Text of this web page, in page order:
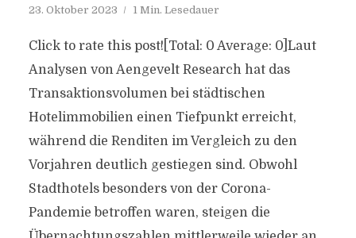
23. Oktober 2023 1 Min. Lesedauer
Click to rate this post![Total: 0 Average: 0]Laut
Analysen von Aengevelt Research hat das
Transaktionsvolumen bei städtischen
Hotelimmobilien einen Tiefpunkt erreicht,
während die Renditen im Vergleich zu den
Vorjahren deutlich gestiegen sind. Obwohl
Stadthotels besonders von der Corona-
Pandemie betroffen waren, steigen die